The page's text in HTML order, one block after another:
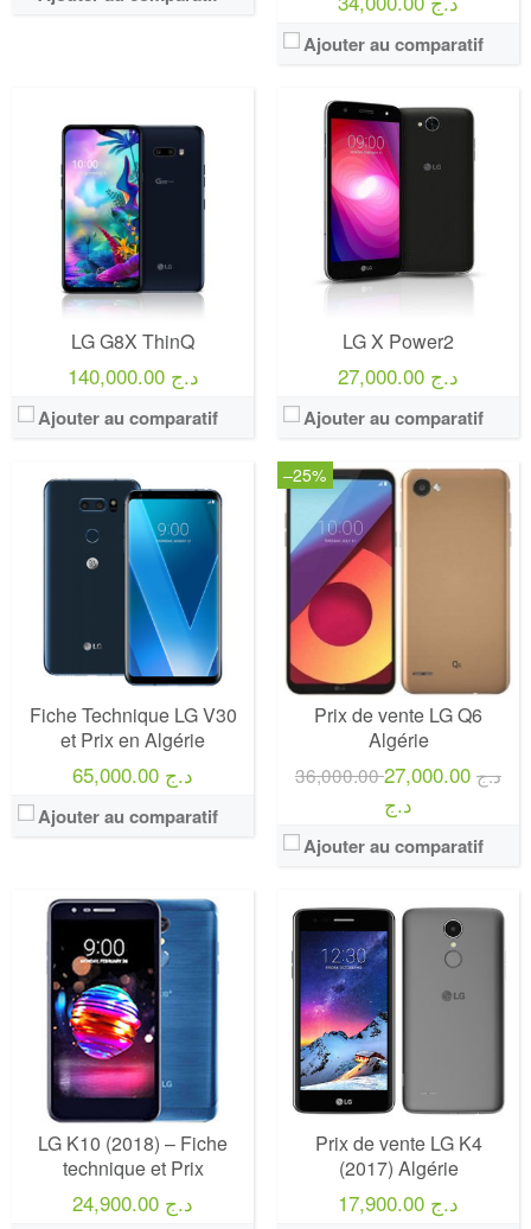
Ajouter au comparatif
LG G8X ThinQ
140,000.00 د.ج
Ajouter au comparatif
LG X Power2
27,000.00 د.ج
Ajouter au comparatif
Fiche Technique LG V30
et Prix en Algérie
65,000.00 د.ج
Ajouter au comparatif
–25%
Prix de vente LG Q6
Algérie
36,000.00 د.ج 27,000.00
د.ج
Ajouter au comparatif
LG K10 (2018) – Fiche
technique et Prix
24,900.00 د.ج
Prix de vente LG K4
(2017) Algérie
17,900.00 د.ج